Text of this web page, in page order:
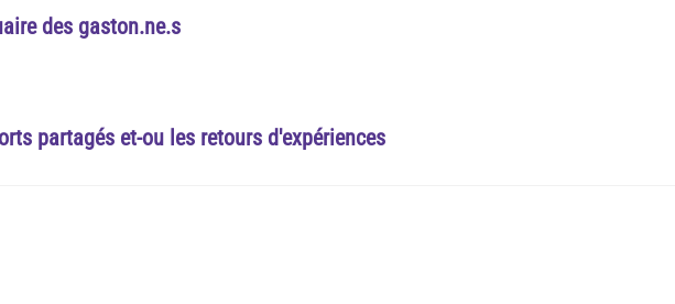
des gaston.ne.s
partagés et-ou les retours d'expériences